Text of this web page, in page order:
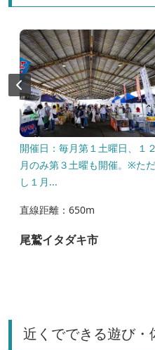
開催日：毎月第１土曜日、１２
月のみ第３土曜も開催。※ただ
し１月...
直線距離：650m
尾鷲イタダキ市
近くでできる遊び・